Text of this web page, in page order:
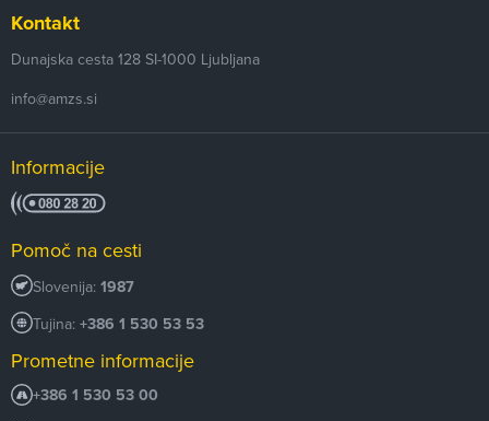
Kontakt
Dunajska cesta 128 SI-1000 Ljubljana
info@amzs.si
Informacije
Pomoč na cesti
Slovenija: 1987
Tujina: +386 1 530 53 53
Prometne informacije
+386 1 530 53 00